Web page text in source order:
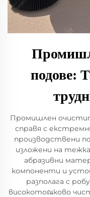
подове:
Промишлен
справя с
производствени
изложени на
абразивни
компоненти и
разполага с
високотоณково